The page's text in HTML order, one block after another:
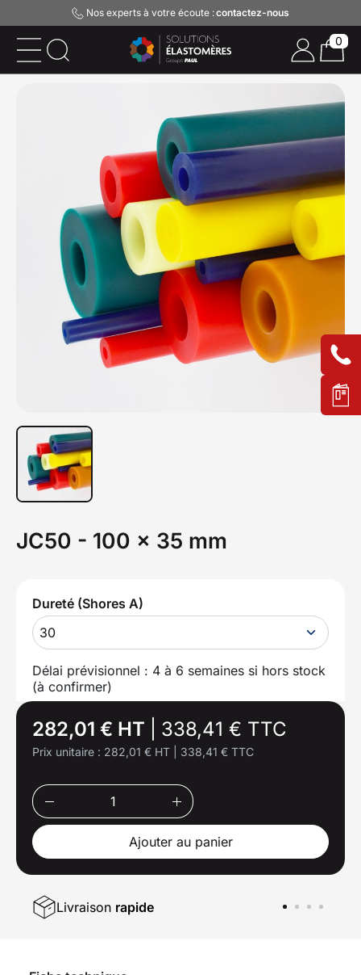
Nos experts à votre écoute :contactez-nous
JC50 - 100 x 35 mm
Dureté (Shores A)
30
Délai prévisionnel : 4 à 6 semaines si hors stock
(à confirmer)
282,01 € HT 338,41 € TTC
Prix unitaire : 282,01 € HT 338,41 € TTC
Ajouter au panier
Livraison rapide
0